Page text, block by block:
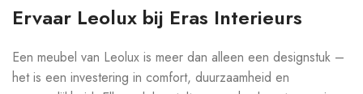
Ervaar Leolux bij Eras Interieurs
Een meubel van Leolux is meer dan alleen een designstuk –
het is een investering in comfort, duurzaamheid en